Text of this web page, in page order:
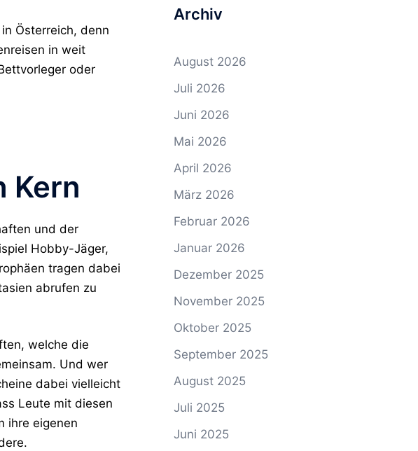
Österreich, denn
in weit
oder
Kern
und der
Hobby-Jäger,
tragen dabei
abrufen zu
welche die
Und wer
dabei vielleicht
Leute mit diesen
ihre eigenen
Archiv
August 2026
Juli 2026
Juni 2026
Mai 2026
April 2026
März 2026
Februar 2026
Januar 2026
Dezember 2025
November 2025
Oktober 2025
September 2025
August 2025
Juli 2025
Juni 2025